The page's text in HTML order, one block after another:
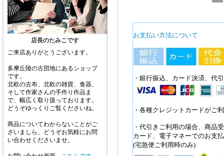
店長のたみこです
ご来店ありがとうございます。
多摩丘陵の古団地にあるショップ
です。
北欧の古布、北欧の雑貨、食器、
そして作家さんの手作り作品ま
で、幅広く取り扱っております。
どうぞゆっくりご覧くださいね。
商品についてわからないことがご
ざいましら、どうぞお気軽にお問
い合わせくださいませ。
お支払い方法について
・銀行振込、カード決済、代
・各種クレジットカードがご
・代引きご利用の場合、商品
カード、電子マネーでのお支
(宅急便ご利用時のみ)